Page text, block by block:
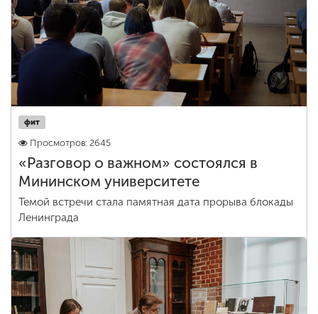
фит
Просмотров: 2645
«Разговор о важном» состоялся в
Мининском университете
Темой встречи стала памятная дата прорыва блокады
Ленинграда